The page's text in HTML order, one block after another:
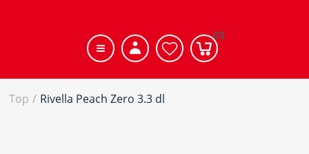
(0)
Top / Rivella Peach Zero 3.3 dl